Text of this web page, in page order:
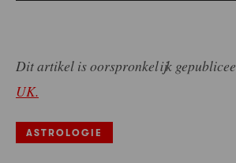
Dit artikel is oorspronkelijk
UK.
ASTROLOGIE